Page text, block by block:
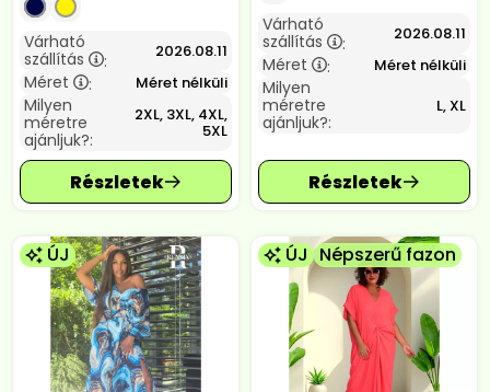
Várható
szállítás
: 2026.08.11
Méret : Méret nélküli
Milyen
méretre
ajánljuk?:
2XL, 3XL, 4XL,
5XL
Várható
szállítás
: 2026.08.11
Méret : Méret nélküli
Milyen
méretre
ajánljuk?:
L, XL
ÚJ ÚJ Népszerű fazon